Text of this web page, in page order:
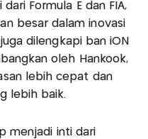
Formula E dan FIA,
besar dalam inovasi
dilengkapi ban iON
oleh Hankook,
lebih cepat dan
lebih baik.
menjadi inti dari